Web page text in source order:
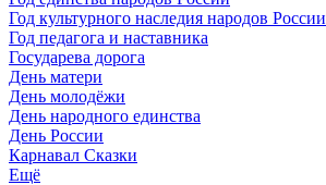
Год культурного наследия народов России
Год педагога и наставника
Государева дорога
День матери
День молодёжи
День народного единства
День России
Карнавал Сказки
Ещё